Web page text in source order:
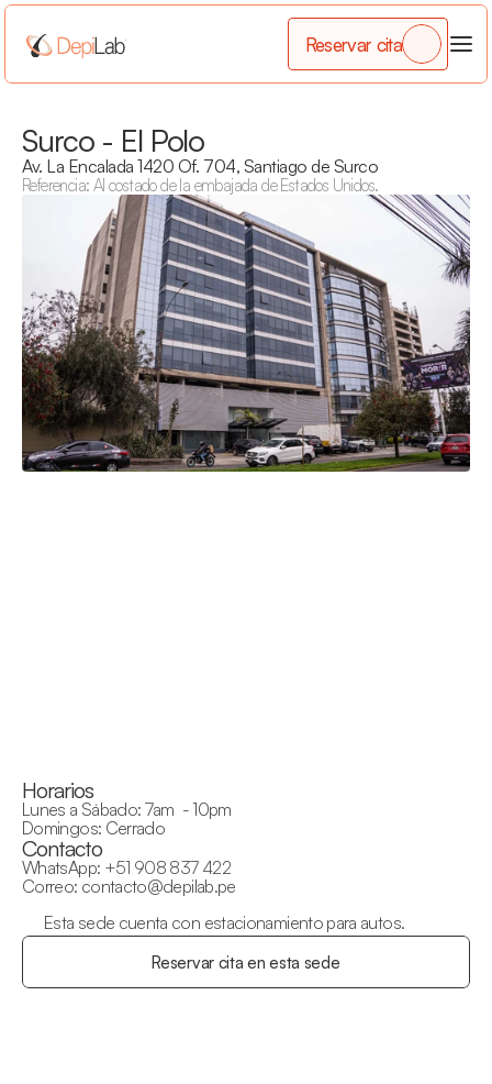
Surco - El Polo
Av. La Encalada 1420 Of. 704, Santiago de Surco
Referencia: Al costado de la embajada de Estados Unidos.
Horarios
Lunes a Sábado: 7am  - 10pm
Domingos: Cerrado
Contacto
WhatsApp: +51 908 837 422
Correo: contacto@depilab.pe
Esta sede cuenta con estacionamiento para autos.
Reservar cita en esta sede
Reservar cita